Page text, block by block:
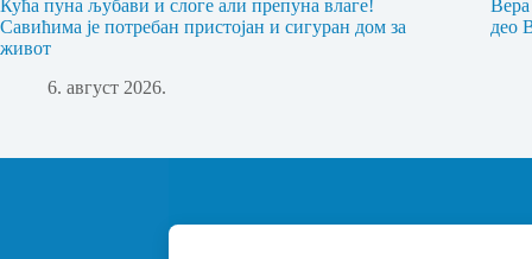
Кућа пуна љубави и слоге али препуна влаге!
Савићима је потребан пристојан и сигуран дом за
живот
6. август 2026.
део